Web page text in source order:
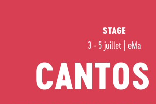
STAGE
3 - 5 juillet
eMa
CANTOS